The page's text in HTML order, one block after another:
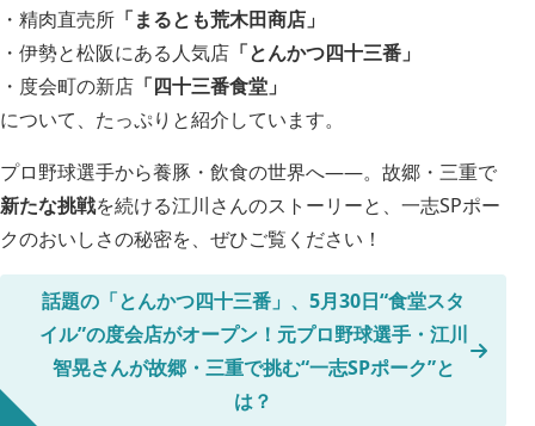
・精肉直売所 「まるとも荒木田商店」
・伊勢と松阪にある人気店 「とんかつ四十三番」
・度会町の新店 「四十三番食堂」
について、たっぷりと紹介しています。
プロ野球選手から養豚・飲食の世界へ――。故郷・三重で
新たな挑戦を続ける江川さんのストーリーと、一志SPポー
クのおいしさの秘密を、ぜひご覧ください！
話題の「とんかつ四十三番」、5月30日“食堂スタ
イル”の度会店がオープン！元プロ野球選手・江川
智晃さんが故郷・三重で挑む“一志SPポーク”と
は？